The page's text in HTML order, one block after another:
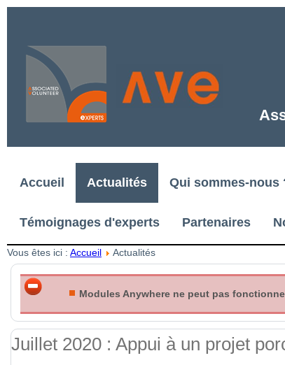
Accueil Actualités Qui sommes-nous
Témoignages d'experts Partenaires
Vous êtes ici : Accueil Actualités
Modules Anywhere ne peut pas
Juillet 2020 : Appui à un projet